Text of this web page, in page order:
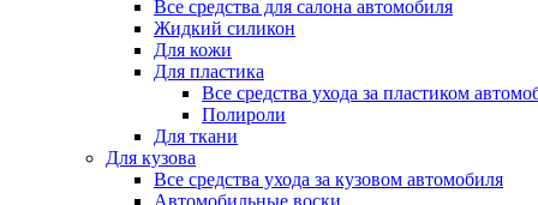
Все средства для салона автомобиля
Жидкий силикон
Для кожи
Для пластика
Все средства ухода за пластиком
Полироли
Для ткани
Для кузова
Все средства ухода за кузовом автомобиля
Автомобильные воски